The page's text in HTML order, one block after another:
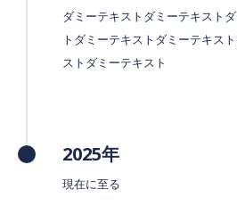
ダミーテキストダミーテキスト
トダミーテキストダミーテキス
ストダミーテキスト
2025年
現在に至る